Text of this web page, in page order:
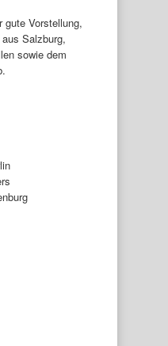
gute Vorstellung,
Salzburg,
sowie dem